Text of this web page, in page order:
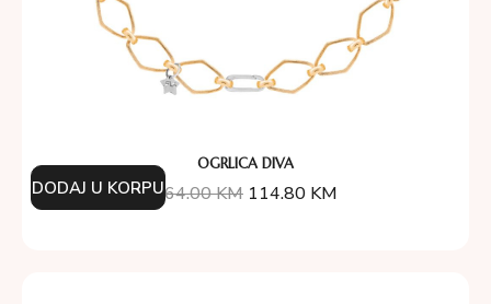
OGRLICA DIVA
164.00KM 114.80 KM
DODAJ U KORPU